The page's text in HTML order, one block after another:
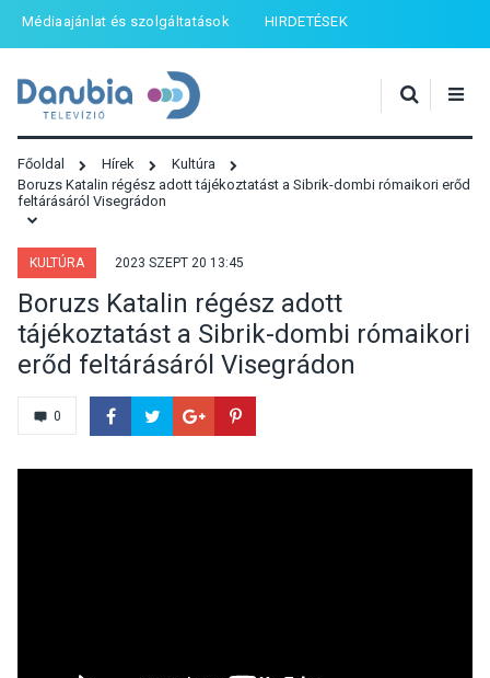
Médiaajánlat és szolgáltatások HIRDETÉSEK
Főoldal Hírek
Kultúra
Boruzs Katalin régész adott tájékoztatást a Sibrik-dombi rómaikori erőd
feltárásáról Visegrádon
KULTÚRA 2023 SZEPT 20 13:45
Boruzs Katalin régész adott
tájékoztatást a Sibrik-dombi rómaikori
erőd feltárásáról Visegrádon
0